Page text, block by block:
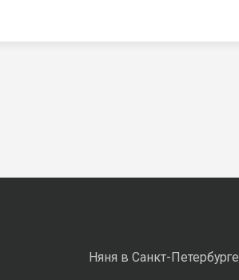
Няня в Санкт-Петербурге